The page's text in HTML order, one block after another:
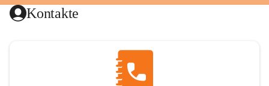
Kontakte